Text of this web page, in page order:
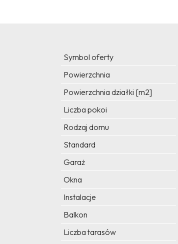
Symbol oferty
Powierzchnia
Powierzchnia działki [m2]
Liczba pokoi
Rodzaj domu
Standard
Garaż
Okna
Instalacje
Balkon
Liczba tarasów